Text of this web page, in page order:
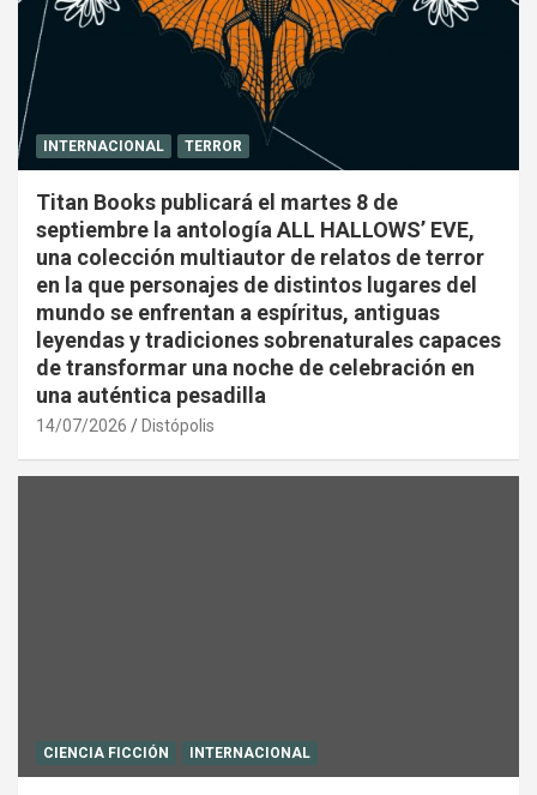
INTERNACIONAL TERROR
Titan Books publicará el martes 8 de
septiembre la antología ALL HALLOWS’ EVE,
una colección multiautor de relatos de terror
en la que personajes de distintos lugares del
mundo se enfrentan a espíritus, antiguas
leyendas y tradiciones sobrenaturales capaces
de transformar una noche de celebración en
una auténtica pesadilla
14/07/2026 Distópolis
CIENCIA FICCIÓN INTERNACIONAL